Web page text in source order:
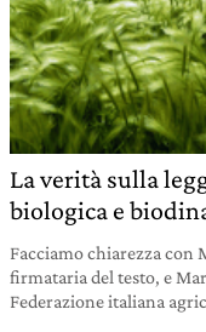
La verità sulla
biologica e
Facciamo chiarezza con
firmataria del testo, e
Federazione italiana